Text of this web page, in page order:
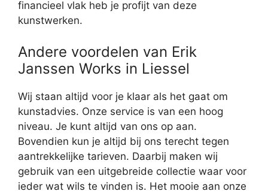
financieel vlak heb je profijt van deze
kunstwerken.
Andere voordelen van Erik
Janssen Works in Liessel
Wij staan altijd voor je klaar als het gaat om
kunstadvies. Onze service is van een hoog
niveau. Je kunt altijd van ons op aan.
Bovendien kun je altijd bij ons terecht tegen
aantrekkelijke tarieven. Daarbij maken wij
gebruik van een uitgebreide collectie waar voor
ieder wat wils te vinden is. Het mooie aan onze